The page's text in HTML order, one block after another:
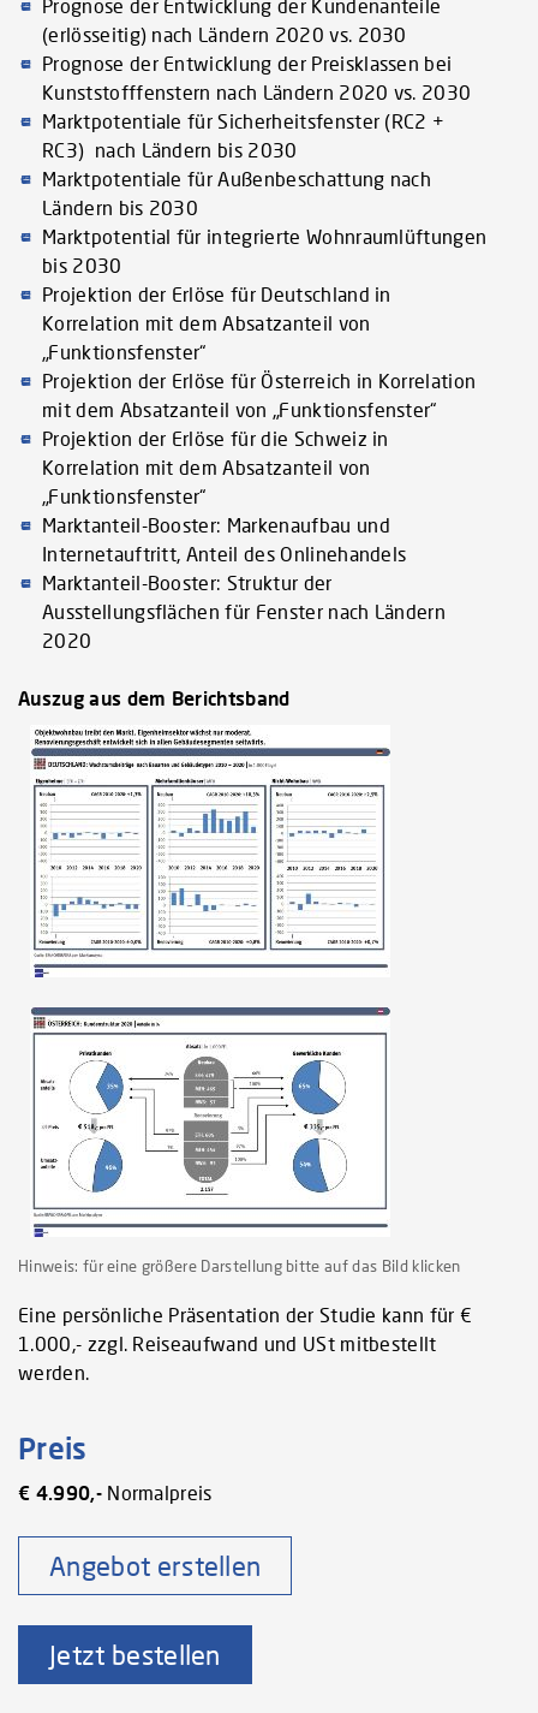
Prognose der Entwicklung der Kundenanteile
(erlösseitig) nach Ländern 2020 vs. 2030
Prognose der Entwicklung der Preisklassen bei
Kunststofffenstern nach Ländern 2020 vs. 2030
Marktpotentiale für Sicherheitsfenster (RC2 +
RC3) nach Ländern bis 2030
Marktpotentiale für Außenbeschattung nach
Ländern bis 2030
Marktpotential für integrierte Wohnraumlüftungen
bis 2030
Projektion der Erlöse für Deutschland in
Korrelation mit dem Absatzanteil von
„Funktionsfenster“
Projektion der Erlöse für Österreich in Korrelation
mit dem Absatzanteil von „Funktionsfenster“
Projektion der Erlöse für die Schweiz in
Korrelation mit dem Absatzanteil von
„Funktionsfenster“
Marktanteil-Booster: Markenaufbau und
Internetauftritt, Anteil des Onlinehandels
Marktanteil-Booster: Struktur der
Ausstellungsflächen für Fenster nach Ländern
2020
Auszug aus dem Berichtsband
Hinweis: für eine größere Darstellung bitte auf das Bild klicken
Eine persönliche Präsentation der Studie kann für €
1.000,- zzgl. Reiseaufwand und USt mitbestellt
werden.
Preis
€ 4.990,-Normalpreis
Angebot erstellen
Jetzt bestellen